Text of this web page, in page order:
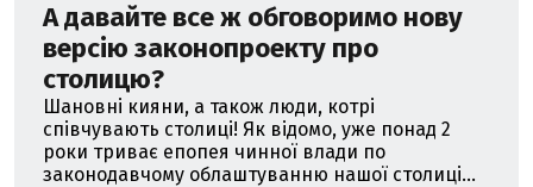
А давайте все ж обговоримо нову
версію законопроекту про
столицю?
Шановні кияни, а також люди, котрі
співчувають столиці! Як відомо, уже понад 2
роки триває епопея чинної влади по
законодавчому облаштуванню нашої столиці...